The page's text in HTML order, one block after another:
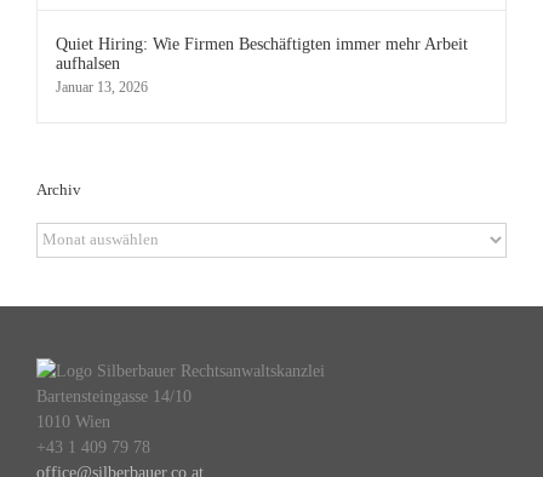
Quiet Hiring: Wie Firmen Beschäftigten immer mehr Arbeit
aufhalsen
Januar 13, 2026
Archiv
Archiv
Bartensteingasse 14/10
1010 Wien
+43 1 409 79 78
office@silberbauer.co.at